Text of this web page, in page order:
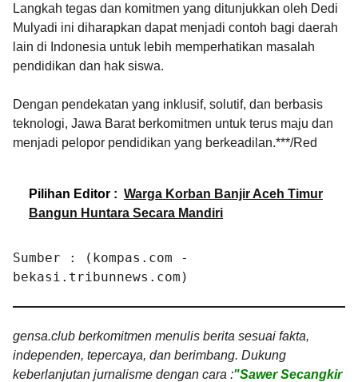
Langkah tegas dan komitmen yang ditunjukkan oleh Dedi
Mulyadi ini diharapkan dapat menjadi contoh bagi daerah
lain di Indonesia untuk lebih memperhatikan masalah
pendidikan dan hak siswa.
Dengan pendekatan yang inklusif, solutif, dan berbasis
teknologi, Jawa Barat berkomitmen untuk terus maju dan
menjadi pelopor pendidikan yang berkeadilan.***/Red
Pilihan Editor : Warga Korban Banjir Aceh Timur
Bangun Huntara Secara Mandiri
Sumber : (kompas.com -
bekasi.tribunnews.com)
gensa.club berkomitmen menulis berita sesuai fakta,
independen, tepercaya, dan berimbang. Dukung
keberlanjutan jurnalisme dengan cara :"Sawer Secangkir